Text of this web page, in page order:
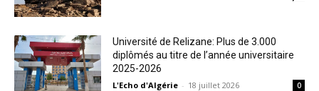
Université de Relizane: Plus de 3.000
diplômés au titre de l’année universitaire
2025-2026
L'Echo d'Algérie - 18 juillet 2026 0